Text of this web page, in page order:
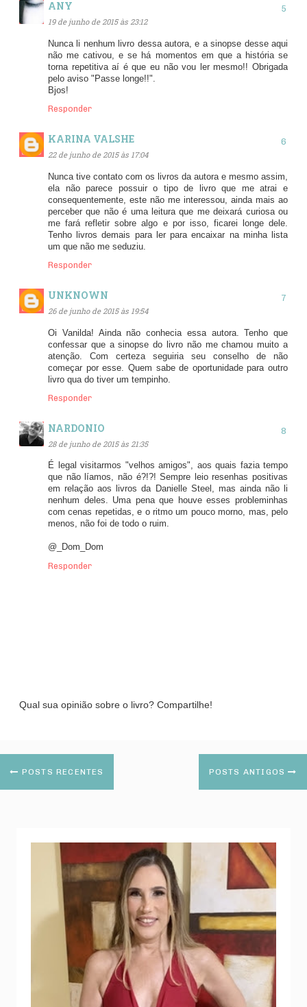
ANY
19 de junho de 2015 às 23:12
Nunca li nenhum livro dessa autora, e a sinopse desse aqui
não me cativou, e se há momentos em que a história se
torna repetitiva aí é que eu não vou ler mesmo!! Obrigada
pelo aviso "Passe longe!!".
Bjos!
Responder
KARINA VALSHE
22 de junho de 2015 às 17:04
Nunca tive contato com os livros da autora e mesmo assim,
ela não parece possuir o tipo de livro que me atrai e
consequentemente, este não me interessou, ainda mais ao
perceber que não é uma leitura que me deixará curiosa ou
me fará refletir sobre algo e por isso, ficarei longe dele.
Tenho livros demais para ler para encaixar na minha lista
um que não me seduziu.
Responder
UNKNOWN
26 de junho de 2015 às 19:54
Oi Vanilda! Ainda não conhecia essa autora. Tenho que
confessar que a sinopse do livro não me chamou muito a
atenção. Com certeza seguiria seu conselho de não
começar por esse. Quem sabe de oportunidade para outro
livro qua do tiver um tempinho.
Responder
NARDONIO
28 de junho de 2015 às 21:35
É legal visitarmos "velhos amigos", aos quais fazia tempo
que não líamos, não é?!?! Sempre leio resenhas positivas
em relação aos livros da Danielle Steel, mas ainda não li
nenhum deles. Uma pena que houve esses probleminhas
com cenas repetidas, e o ritmo um pouco morno, mas, pelo
menos, não foi de todo o ruim.
@_Dom_Dom
Responder
Qual sua opinião sobre o livro? Compartilhe!
POSTS RECENTES POSTS ANTIGOS